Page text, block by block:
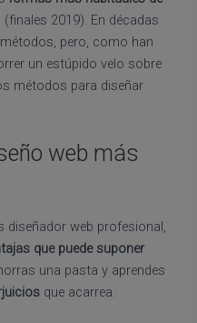
2019). En décadas
pero, como han
un estúpido velo sobre
métodos para diseñar
web más
diseñador web profesional,
que puede suponer
una pasta y aprendes
que acarrea.